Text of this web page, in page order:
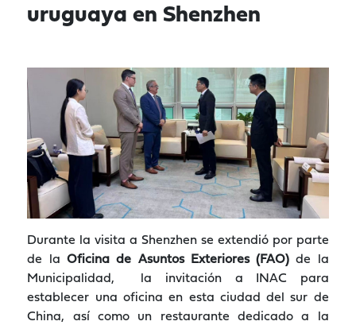
uruguaya en Shenzhen
Durante la visita a Shenzhen se extendió por parte
de la Oficina de Asuntos Exteriores (FAO) de la
Municipalidad, la invitación a INAC para
establecer una oficina en esta ciudad del sur de
China, así como un restaurante dedicado a la